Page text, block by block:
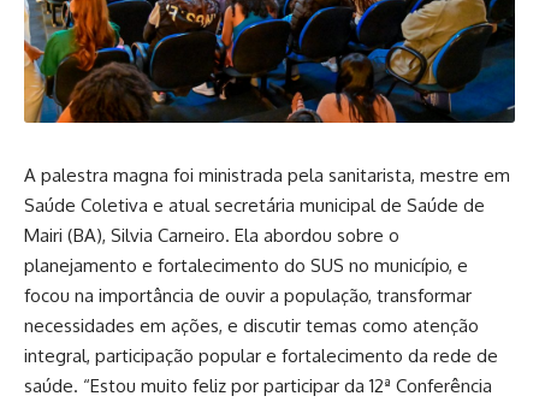
A palestra magna foi ministrada pela sanitarista, mestre em
Saúde Coletiva e atual secretária municipal de Saúde de
Mairi (BA), Silvia Carneiro. Ela abordou sobre o
planejamento e fortalecimento do SUS no município, e
focou na importância de ouvir a população, transformar
necessidades em ações, e discutir temas como atenção
integral, participação popular e fortalecimento da rede de
saúde. “Estou muito feliz por participar da 12ª Conferência